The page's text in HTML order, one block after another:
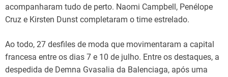
acompanharam tudo de perto. Naomi Campbell, Penélope
Cruz e Kirsten Dunst completaram o time estrelado.
Ao todo, 27 desfiles de moda que movimentaram a capital
francesa entre os dias 7 e 10 de julho. Entre os destaques, a
despedida de Demna Gvasalia da Balenciaga, após uma